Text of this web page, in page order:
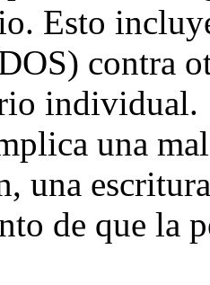
Esto
contra
individual.
una
una
de que la